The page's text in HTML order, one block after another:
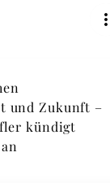
und Zukunft –
kündigt